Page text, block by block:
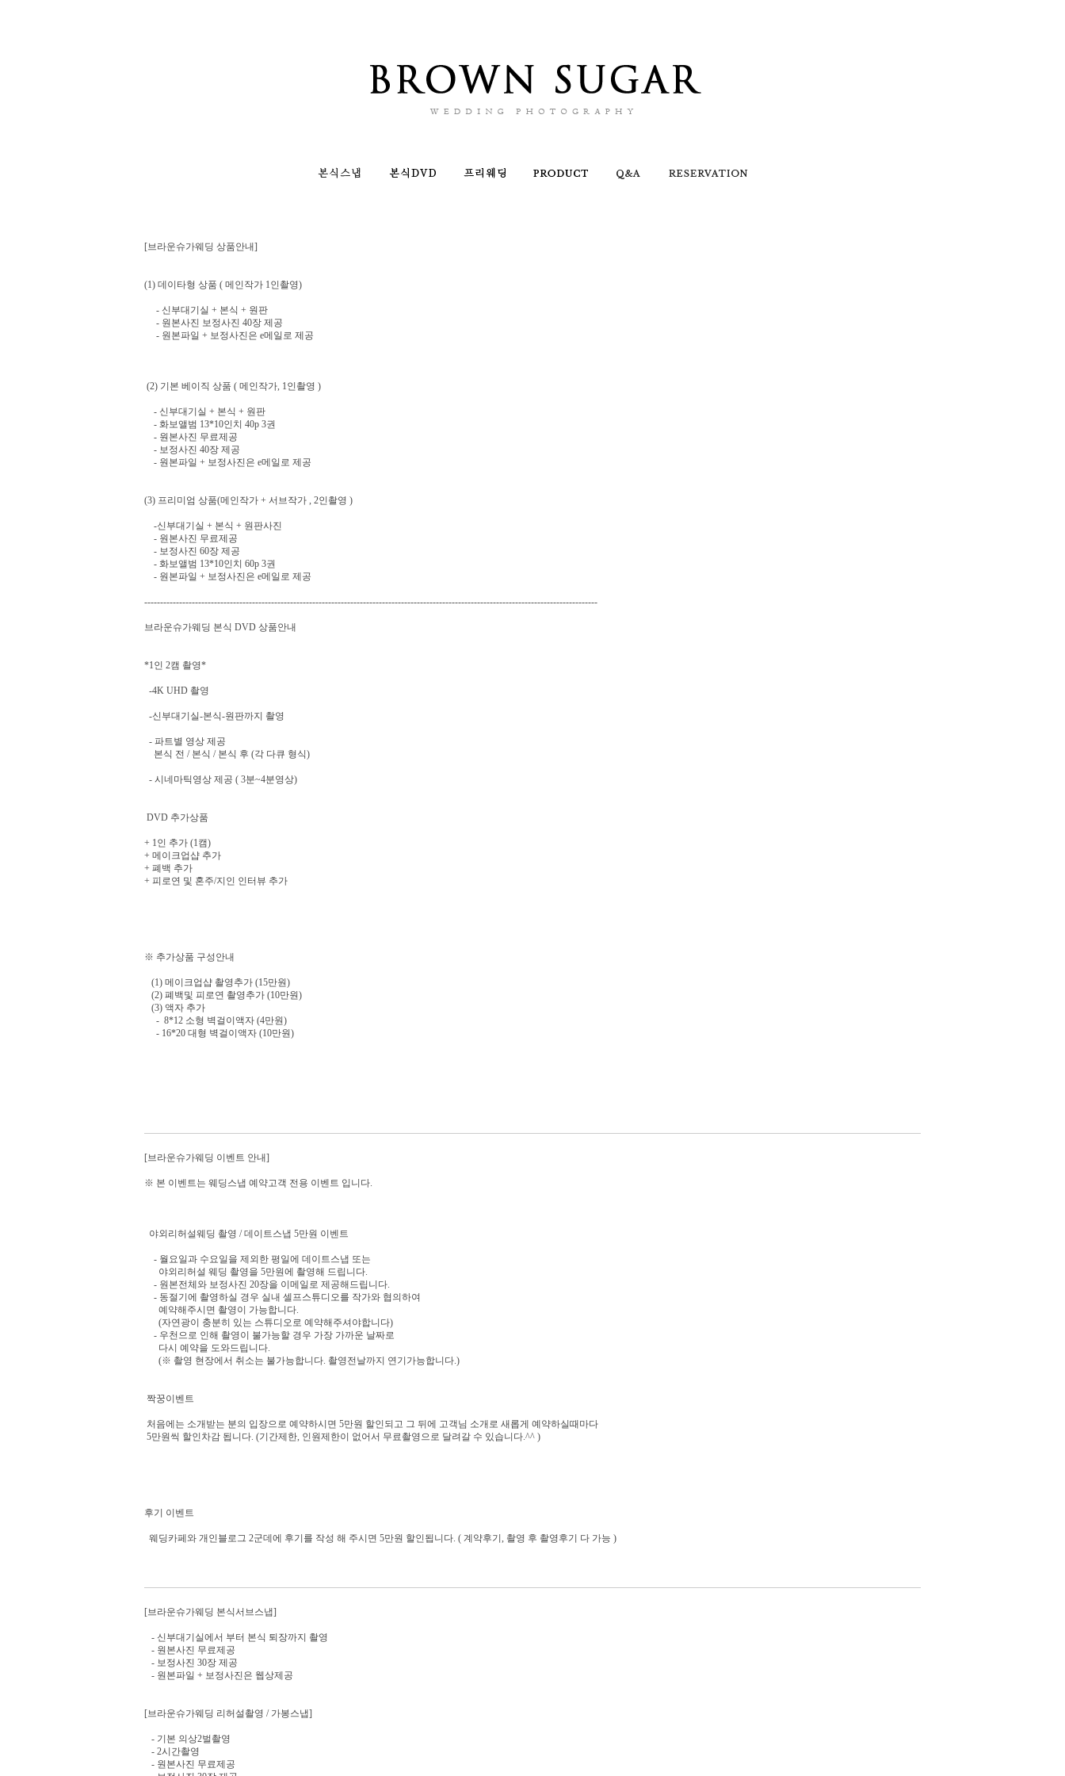
[브라운슈가웨딩 상품안내]
(1) 데이타형 상품 ( 메인작가 1인촬영)
- 신부대기실 + 본식 + 원판
- 원본사진 보정사진 40장 제공
- 원본파일 + 보정사진은 e메일로 제공
(2) 기본 베이직 상품 ( 메인작가, 1인촬영 )
- 신부대기실 + 본식 + 원판
- 화보앨범 13*10인치 40p 3권
- 원본사진 무료제공
- 보정사진 40장 제공
- 원본파일 + 보정사진은 e메일로 제공
(3) 프리미엄 상품(메인작가 + 서브작가 , 2인촬영 )
-신부대기실 + 본식 + 원판사진
- 원본사진 무료제공
- 보정사진 60장 제공
- 화보앨범 13*10인치 60p 3권
- 원본파일 + 보정사진은 e메일로 제공
-----------------------------------------------------------------------------------------------------------------------------------------------
브라운슈가웨딩 본식 DVD 상품안내
*1인 2캠 촬영*
-4K UHD 촬영
-신부대기실-본식-원판까지 촬영
- 파트별 영상 제공
본식 전 / 본식 / 본식 후 (각 다큐 형식)
- 시네마틱영상 제공 ( 3분~4분영상)
DVD 추가상품
+ 1인 추가 (1캠)
+ 메이크업샵 추가
+ 폐백 추가
+ 피로연 및 혼주/지인 인터뷰 추가
※ 추가상품 구성안내
(1) 메이크업샵 촬영추가 (15만원)
(2) 폐백및 피로연 촬영추가 (10만원)
(3) 액자 추가
- 8*12 소형 벽걸이액자 (4만원)
- 16*20 대형 벽걸이액자 (10만원)
[브라운슈가웨딩 이벤트 안내]
※ 본 이벤트는 웨딩스냅 예약고객 전용 이벤트 입니다.
야외리허설웨딩 촬영 / 데이트스냅 5만원 이벤트
- 월요일과 수요일을 제외한 평일에 데이트스냅 또는
야외리허설 웨딩 촬영을 5만원에 촬영해 드립니다.
- 원본전체와 보정사진 20장을 이메일로 제공해드립니다.
- 동절기에 촬영하실 경우 실내 셀프스튜디오를 작가와 협의하여
예약해주시면 촬영이 가능합니다.
(자연광이 충분히 있는 스튜디오로 예약해주셔야합니다)
- 우천으로 인해 촬영이 불가능할 경우 가장 가까운 날짜로
다시 예약을 도와드립니다.
(※ 촬영 현장에서 취소는 불가능합니다. 촬영전날까지 연기가능합니다.)
짝꿍이벤트
처음에는 소개받는 분의 입장으로 예약하시면 5만원 할인되고 그 뒤에 고객님 소개로 새롭게 예약하실때마다
5만원씩 할인차감 됩니다. (기간제한, 인원제한이 없어서 무료촬영으로 달려갈 수 있습니다.^^ )
후기 이벤트
웨딩카페와 개인블로그 2군데에 후기를 작성 해 주시면 5만원 할인됩니다. ( 계약후기, 촬영 후 촬영후기 다 가능 )
[브라운슈가웨딩 본식서브스냅]
- 신부대기실에서 부터 본식 퇴장까지 촬영
- 원본사진 무료제공
- 보정사진 30장 제공
- 원본파일 + 보정사진은 웹상제공
[브라운슈가웨딩 리허설촬영 / 가봉스냅]
- 기본 의상2벌촬영
- 2시간촬영
- 원본사진 무료제공